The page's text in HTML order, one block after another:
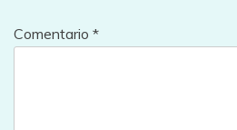
Comentario *